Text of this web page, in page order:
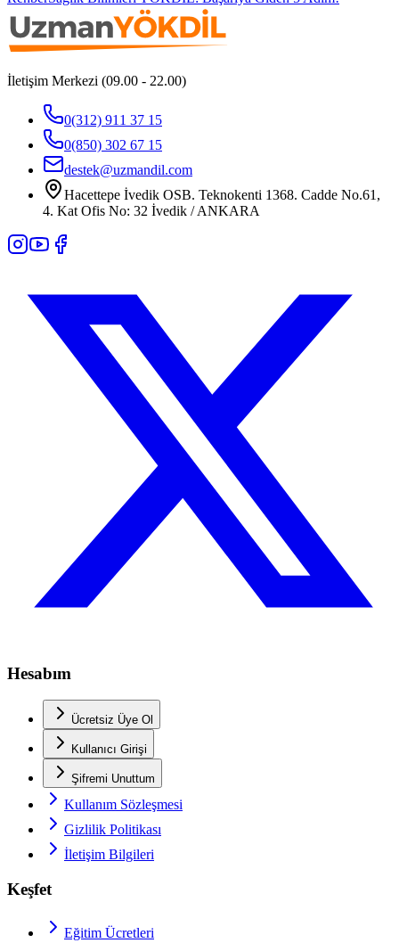
İletişim Merkezi (09.00 - 22.00)
0(312) 911 37 15
0(850) 302 67 15
destek@uzmandil.com
Hacettepe İvedik OSB. Teknokenti 1368. Cadde No.61,
4. Kat Ofis No: 32 İvedik / ANKARA
Hesabım
Ücretsiz Üye Ol
Kullanıcı Girişi
Şifremi Unuttum
Kullanım Sözleşmesi
Gizlilik Politikası
İletişim Bilgileri
Keşfet
Eğitim Ücretleri